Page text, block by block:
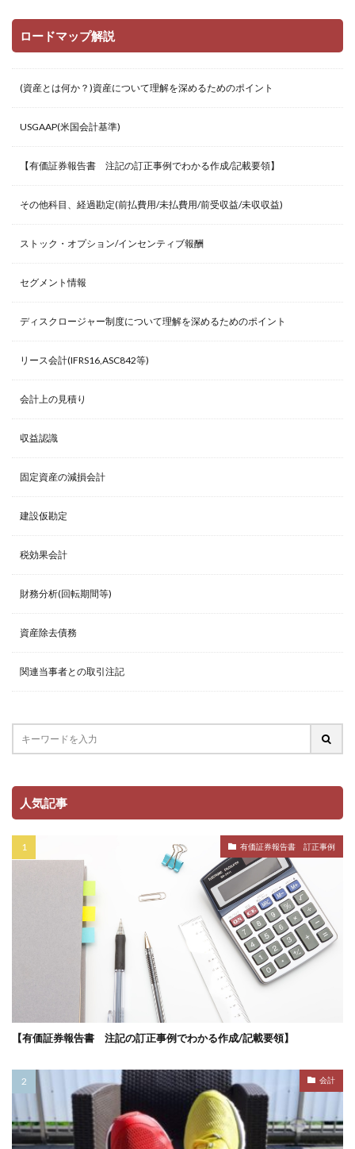
ロードマップ解説
(資産とは何か？)資産について理解を深めるためのポイント
USGAAP(米国会計基準)
【有価証券報告書 注記の訂正事例でわかる作成/記載要領】
その他科目、経過勘定(前払費用/未払費用/前受収益/未収収益)
ストック・オプション/インセンティブ報酬
セグメント情報
ディスクロージャー制度について理解を深めるためのポイント
リース会計(IFRS16,ASC842等)
会計上の見積り
収益認識
固定資産の減損会計
建設仮勘定
税効果会計
財務分析(回転期間等)
資産除去債務
関連当事者との取引注記
人気記事
有価証券報告書 訂正事例
【有価証券報告書 注記の訂正事例でわかる作成/記載要領】
会計